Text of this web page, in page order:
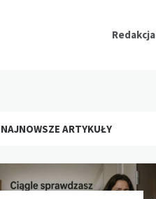
Redakcja
NAJNOWSZE ARTYKUŁY